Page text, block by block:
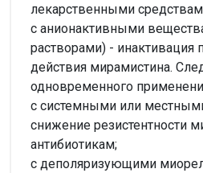
лекарственными
с анионактивными
растворами) - инактивация
действия мирамистина.
одновременного
с системными или
снижение резистентности
антибиотикам;
с деполяризующими